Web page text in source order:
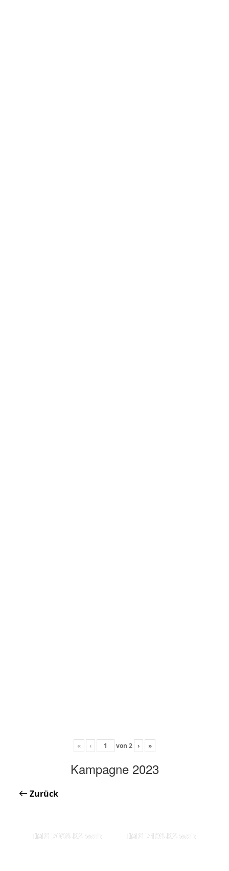
« ‹ von 2 › »
Kampagne 2023
Zurück
IMG 7098-KS-web IMG 7109-KS-web